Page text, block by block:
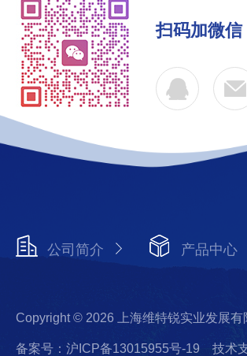
扫码加微信
公司简介 产品中心
Copyright © 2026 上海维特锐实业发展有
备案号：沪ICP备13015955号-19 技术